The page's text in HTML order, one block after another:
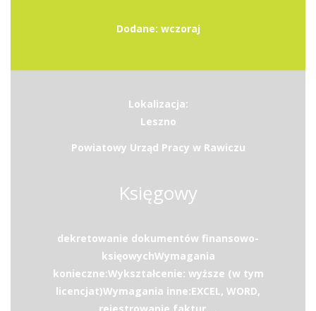
Dodane: wczoraj
Lokalizacja:
Leszno
Powiatowy Urząd Pracy w Rawiczu
Księgowy
dekretowanie dokumentów finansowo-
księowychWymagania
konieczne:Wykształcenie: wyższe (w tym
licencjat)Wymagania inne:EXCEL, WORD,